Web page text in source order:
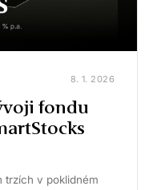
8. 1. 2026
fondu
trzích v poklidném